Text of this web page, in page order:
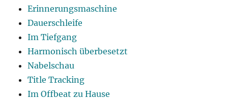
Erinnerungsmaschine
Dauerschleife
Im Tiefgang
Harmonisch überbesetzt
Nabelschau
Title Tracking
Im Offbeat zu Hause